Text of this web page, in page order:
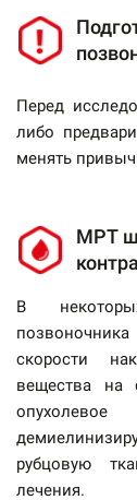
Перед
либо
менять
МРТ
В
скорости
вещества на
рубцовую
лечения.